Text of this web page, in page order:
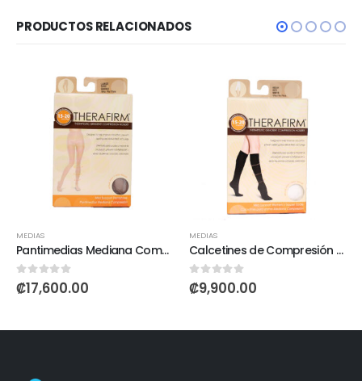
PRODUCTOS RELACIONADOS
MEDIAS
Pantimedias Mediana Compresión 15-20 mmHg
0out of 5
₡17,600.00
MEDIAS
Calcetines de Compresión Para Mujer 15-20 mmHg
0out of 5
₡9,900.00